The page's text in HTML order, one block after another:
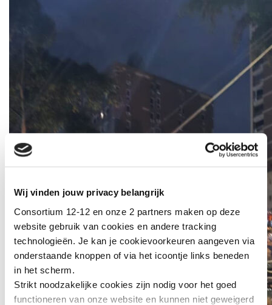
Wij vinden jouw privacy belangrijk
Consortium 12-12 en onze 2 partners maken op deze
website gebruik van cookies en andere tracking
technologieën. Je kan je cookievoorkeuren aangeven via
onderstaande knoppen of via het icoontje links beneden
in het scherm.
Strikt noodzakelijke cookies zijn nodig voor het goed
functioneren van onze website en kunnen niet geweigerd